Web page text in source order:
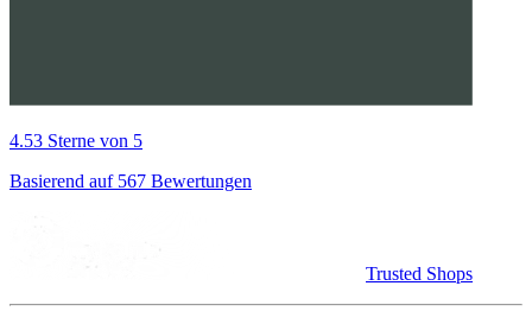
4.53 Sterne von 5
Basierend auf 567 Bewertungen
Trusted Shops